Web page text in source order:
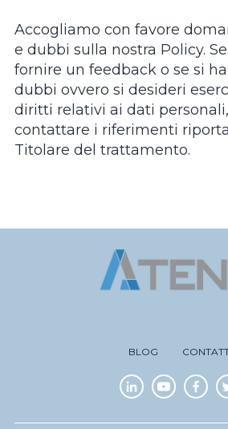
Accogliamo con favore
e dubbi sulla nostra Policy.
fornire un feedback o se si
dubbi ovvero si desideri
diritti relativi ai dati
contattare i riferimenti
Titolare del trattamento.
BLOG